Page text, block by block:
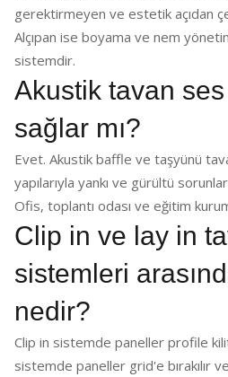
gerektirmeyen ve estetik açıdan
Alçıpan ise boyama ve nem
sistemdir.
Akustik tavan ses
sağlar mı?
Evet. Akustik baffle ve taşyünü
yapılarıyla yankı ve gürültü
Ofis, toplantı odası ve eğitim
Clip in ve lay in
sistemleri
nedir?
Clip in sistemde paneller profile
sistemde paneller grid'e bırakılır